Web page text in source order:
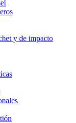
y de impacto